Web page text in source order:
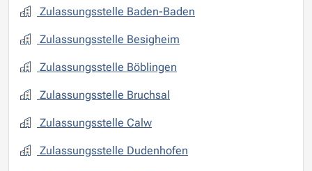
Zulassungsstelle Baden-Baden
Zulassungsstelle Besigheim
Zulassungsstelle Böblingen
Zulassungsstelle Bruchsal
Zulassungsstelle Calw
Zulassungsstelle Dudenhofen